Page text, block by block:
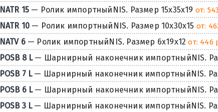
NATR 15 — Ролик импортныйNIS. Размер 15x35x19 от:
NATR 10 — Ролик импортныйNIS. Размер 10x30x15 от:
NATV 6 — Ролик импортныйNIS. Размер 6x19x12от: 446
POSB 8 L — Шарнирный наконечник импортныйNIS.
POSB 7 L — Шарнирный наконечник импортныйNIS.
POSB 6 L — Шарнирный наконечник импортныйNIS.
POSB 3 L — Шарнирный наконечник импортныйNIS.